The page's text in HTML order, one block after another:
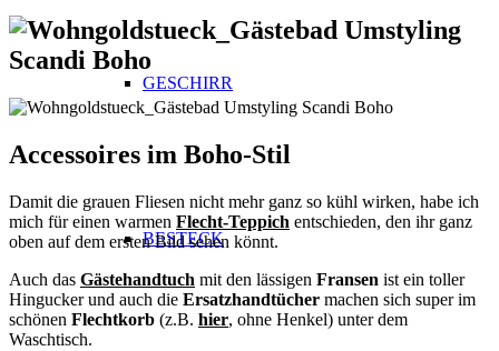
GESCHIRR
BESTECK
Accessoires im Boho-Stil
Damit die grauen Fliesen nicht mehr ganz so kühl wirken, habe ich
mich für einen warmen Flecht-Teppich entschieden, den ihr ganz
oben auf dem ersten Bild sehen könnt.
Auch das Gästehandtuch mit den lässigen Fransen ist ein toller
Hingucker und auch die Ersatzhandtücher machen sich super im
schönen Flechtkorb (z.B. hier, ohne Henkel) unter dem
Waschtisch.